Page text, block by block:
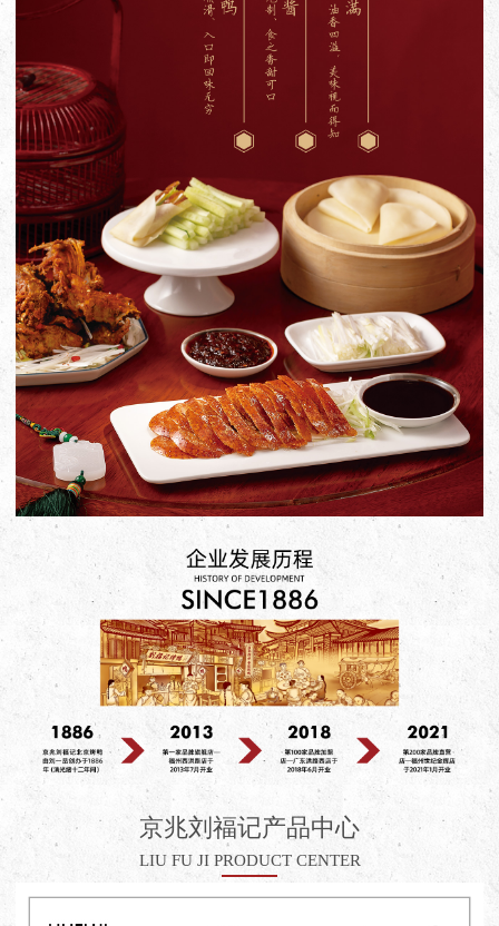
京兆刘福记产品中心
LIU FU JI PRODUCT CENTER